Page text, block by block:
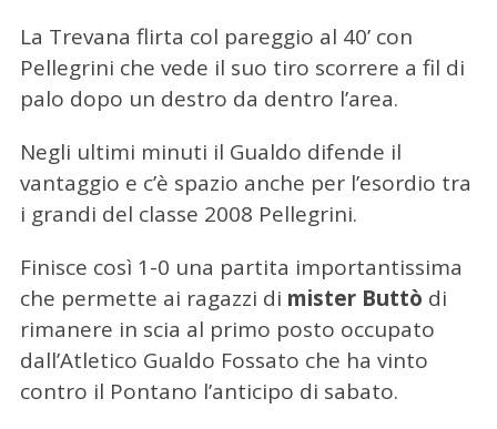
La Trevana flirta col pareggio al 40’ con
Pellegrini che vede il suo tiro scorrere a fil di
palo dopo un destro da dentro l’area.
Negli ultimi minuti il Gualdo difende il
vantaggio e c’è spazio anche per l’esordio tra
i grandi del classe 2008 Pellegrini.
Finisce così 1-0 una partita importantissima
che permette ai ragazzi di mister Buttò di
rimanere in scia al primo posto occupato
dall’Atletico Gualdo Fossato che ha vinto
contro il Pontano l’anticipo di sabato.